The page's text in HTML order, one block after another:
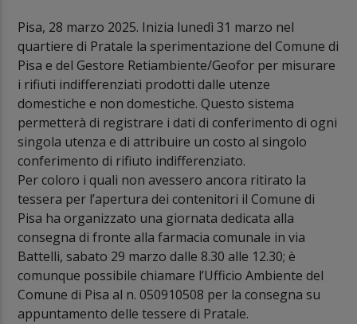
Pisa, 28 marzo 2025. Inizia lunedì 31 marzo nel
quartiere di Pratale la sperimentazione del Comune di
Pisa e del Gestore Retiambiente/Geofor per misurare
i rifiuti indifferenziati prodotti dalle utenze
domestiche e non domestiche. Questo sistema
permetterà di registrare i dati di conferimento di ogni
singola utenza e di attribuire un costo al singolo
conferimento di rifiuto indifferenziato.
Per coloro i quali non avessero ancora ritirato la
tessera per l’apertura dei contenitori il Comune di
Pisa ha organizzato una giornata dedicata alla
consegna di fronte alla farmacia comunale in via
Battelli, sabato 29 marzo dalle 8.30 alle 12.30; è
comunque possibile chiamare l’Ufficio Ambiente del
Comune di Pisa al n. 050910508 per la consegna su
appuntamento delle tessere di Pratale.